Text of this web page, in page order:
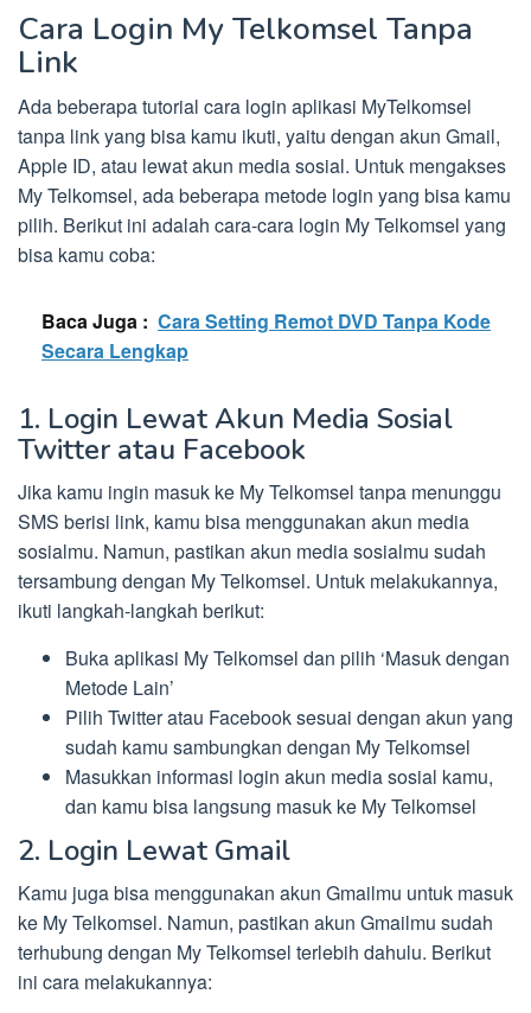
Cara Login My Telkomsel Tanpa
Link
Ada beberapa tutorial cara login aplikasi MyTelkomsel
tanpa link yang bisa kamu ikuti, yaitu dengan akun Gmail,
Apple ID, atau lewat akun media sosial. Untuk mengakses
My Telkomsel, ada beberapa metode login yang bisa kamu
pilih. Berikut ini adalah cara-cara login My Telkomsel yang
bisa kamu coba:
Baca Juga : Cara Setting Remot DVD Tanpa Kode
Secara Lengkap
1. Login Lewat Akun Media Sosial
Twitter atau Facebook
Jika kamu ingin masuk ke My Telkomsel tanpa menunggu
SMS berisi link, kamu bisa menggunakan akun media
sosialmu. Namun, pastikan akun media sosialmu sudah
tersambung dengan My Telkomsel. Untuk melakukannya,
ikuti langkah-langkah berikut:
Buka aplikasi My Telkomsel dan pilih ‘Masuk dengan
Metode Lain’
Pilih Twitter atau Facebook sesuai dengan akun yang
sudah kamu sambungkan dengan My Telkomsel
Masukkan informasi login akun media sosial kamu,
dan kamu bisa langsung masuk ke My Telkomsel
2. Login Lewat Gmail
Kamu juga bisa menggunakan akun Gmailmu untuk masuk
ke My Telkomsel. Namun, pastikan akun Gmailmu sudah
terhubung dengan My Telkomsel terlebih dahulu. Berikut
ini cara melakukannya: